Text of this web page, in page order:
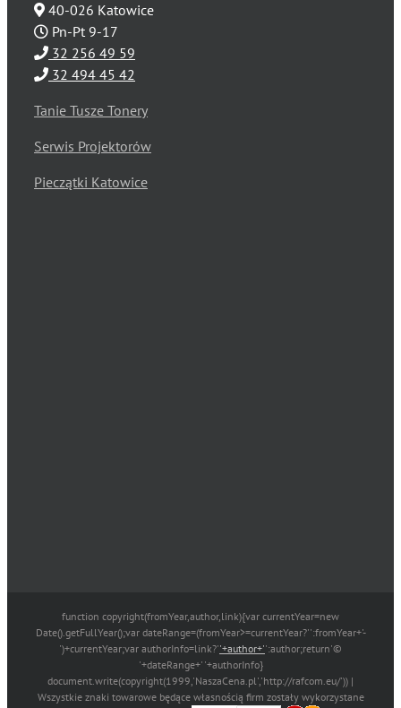
40-026 Katowice
Pn-Pt 9-17
32 256 49 59
32 494 45 42
Tanie Tusze Tonery
Serwis Projektorów
Pieczątki Katowice
function copyright(fromYear,author,link){var currentYear=new
Date().getFullYear();var dateRange=(fromYear>=currentYear?'':fromYear+'-
')+currentYear;var authorInfo=link?''+author+'':author;return'©
'+dateRange+' '+authorInfo}
document.write(copyright(1999,'NaszaCena.pl','http://rafcom.eu/')) |
Wszystkie znaki towarowe będące własnością firm zostały wykorzystane